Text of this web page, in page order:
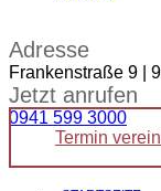
Adresse
Frankenstraße 9 |
Jetzt anrufen
0941 599 3000
Termin